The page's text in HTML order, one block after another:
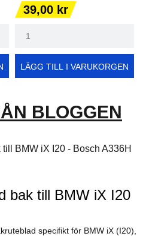
Pris
39,00 kr
LÄGG TILL I VARUKORGEN
BLOGGEN
bak till BMW iX I20
specifikt för BMW iX (I20),